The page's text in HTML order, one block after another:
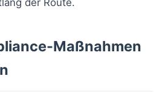
der Route.
Maßnahmen